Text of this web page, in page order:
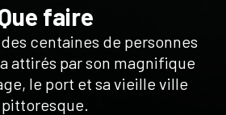
faire
centaines de personnes
attirés par son magnifique
le port et sa vieille ville
pittoresque.